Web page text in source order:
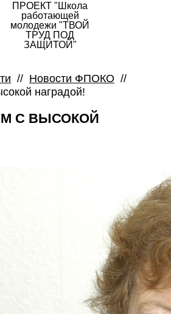
ПРОЕКТ "Школа
работающей
молодежи "ТВОЙ
ТРУД ПОД
ЗАЩИТОЙ"
// Новости ФПОКО //
наградой!
С ВЫСОКОЙ